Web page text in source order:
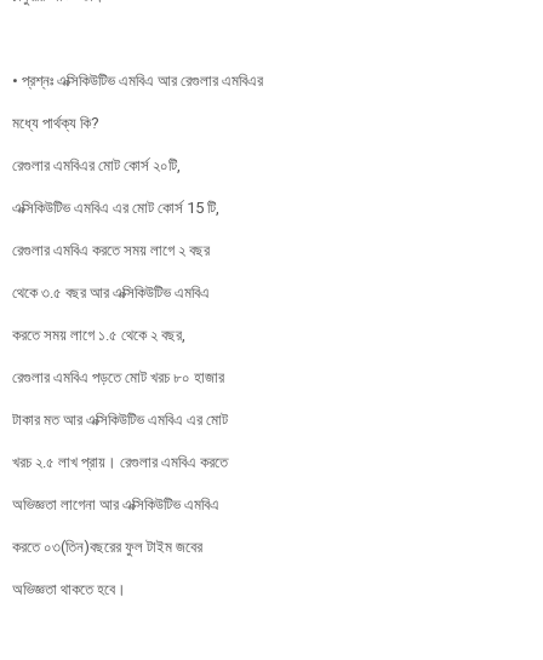
• প্রশ্নঃ এক্সিকিউটিভ এমবিএ আর রেগুলার এমবিএর
মধ্যে পার্থক্য কি?
রেগুলার এমবিএর মোট কোর্স ২০টি,
এক্সিকিউটিভ এমবিএ এর মোট কোর্স 15 টি,
রেগুলার এমবিএ করতে সময় লাগে ২ বছর
থেকে ৩.৫ বছর আর এক্সিকিউটিভ এমবিএ
করতে সময় লাগে ১.৫ থেকে ২ বছর,
রেগুলার এমবিএ পড়তে মোট খরচ ৮০ হাজার
টাকার মত আর এক্সিকিউটিভ এমবিএ এর মোট
খরচ ২.৫ লাখ প্রায়। রেগুলার এমবিএ করতে
অভিজ্ঞতা লাগেনা আর এক্সিকিউটিভ এমবিএ
করতে ০৩(তিন)বছরের ফুল টাইম জবের
অভিজ্ঞতা থাকতে হবে।